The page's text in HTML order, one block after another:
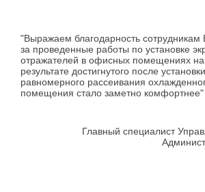
"Выражаем благодарность
за проведенные работы по установке
отражателей в офисных помещениях
результате достигнутого после
равномерного рассеивания
помещения стало заметно комфортнее"
Главный специалист